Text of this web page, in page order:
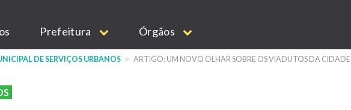
Prefeitura Órgãos
DE SERVIÇOS URBANOS ARTIGO: UM NOVO OLHAR SOBRE OS VIADUTOS DA CIDADE